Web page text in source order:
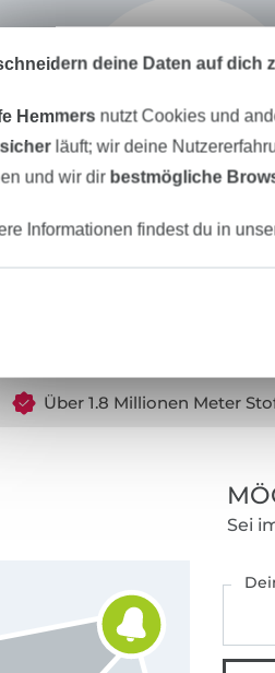
Schnittreif"
Über 1.8 Millionen Meter
Sei
deine Daten auf dich
Hemmers nutzt Cookies und
läuft; wir deine
und wir dir bestmögliche
Informationen findest du in